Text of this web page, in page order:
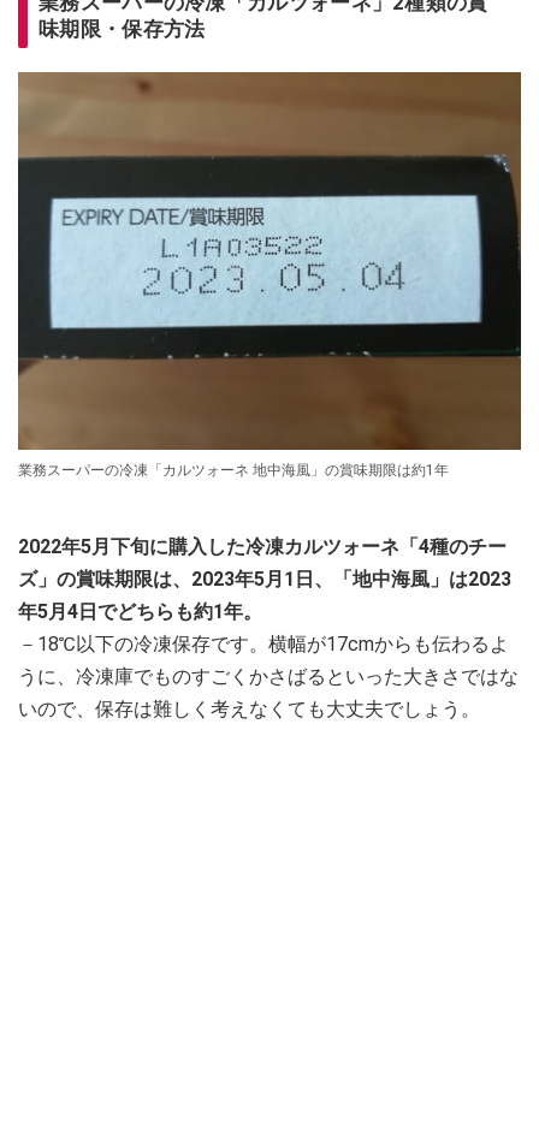
味期限・保存方法
業務スーパーの冷凍「カルツォーネ 地中海風」の賞味期限は約1年
2022年5月下旬に購入した冷凍カルツォーネ「4種のチー
ズ」の賞味期限は、2023年5月1日、「地中海風」は2023
年5月4日でどちらも約1年。
－18℃以下の冷凍保存です。横幅が17cmからも伝わるよ
うに、冷凍庫でものすごくかさばるといった大きさではな
いので、保存は難しく考えなくても大丈夫でしょう。